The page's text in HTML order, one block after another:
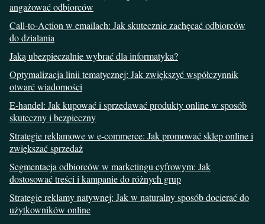
angażować odbiorców
Call-to-Action w emailach: Jak skutecznie zachęcać odbiorców
do działania
Jaką ubezpieczalnie wybrać dla informatyka?
Optymalizacja linii tematycznej: Jak zwiększyć współczynnik
otwarć wiadomości
E-handel: Jak kupować i sprzedawać produkty online w sposób
skuteczny i bezpieczny
Strategie reklamowe w e-commerce: Jak promować sklep online i
zwiększać sprzedaż
Segmentacja odbiorców w marketingu cyfrowym: Jak
dostosować treści i kampanie do różnych grup
Strategie reklamy natywnej: Jak w naturalny sposób docierać do
użytkowników online